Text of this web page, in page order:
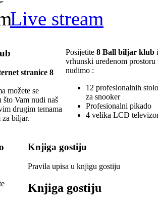
Live stream
stranice 8
možete se
Vam nudi naš
drugim temama
za biljar.
Posijetite 8 Ball biljar klub
vrhunski uređenom
nudimo :
12 profesionalnih
za snooker
Profesionalni pikado
4 velika LCD
Knjiga gostiju
Pravila upisa u knjigu gostiju
Knjiga gostiju